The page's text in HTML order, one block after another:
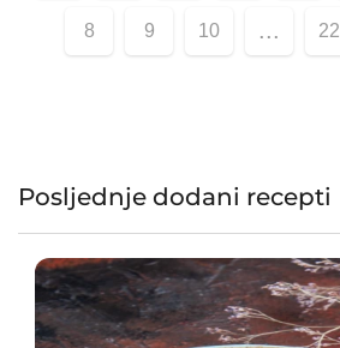
8 9 10 ... 22
Posljednje dodani recepti